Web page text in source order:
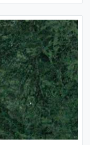
och lyxigt intryck.
som
fönsterbräda. Det
när det gäller marmor
prickiga. Vanligen är
mindre porösa,
Behandling av sten
bänkskivan mot fläckar